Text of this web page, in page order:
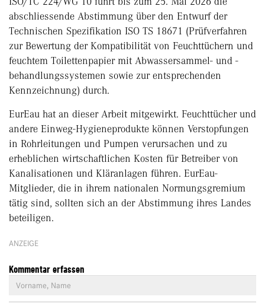
abschliessende Abstimmung über den Entwurf der
Technischen Spezifikation ISO TS 18671 (Prüfverfahren
zur Bewertung der Kompatibilität von Feuchttüchern und
feuchtem Toilettenpapier mit Abwassersammel- und -
behandlungssystemen sowie zur entsprechenden
Kennzeichnung) durch.
EurEau hat an dieser Arbeit mitgewirkt. Feuchttücher und
andere Einweg-Hygieneprodukte können Verstopfungen
in Rohrleitungen und Pumpen verursachen und zu
erheblichen wirtschaftlichen Kosten für Betreiber von
Kanalisationen und Kläranlagen führen. EurEau-
Mitglieder, die in ihrem nationalen Normungsgremium
tätig sind, sollten sich an der Abstimmung ihres Landes
beteiligen.
ANZEIGE
Kommentar erfassen